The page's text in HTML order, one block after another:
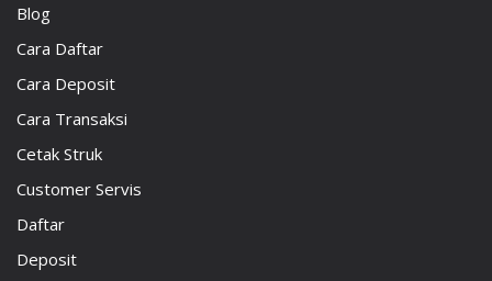
Blog
Cara Daftar
Cara Deposit
Cara Transaksi
Cetak Struk
Customer Servis
Daftar
Deposit